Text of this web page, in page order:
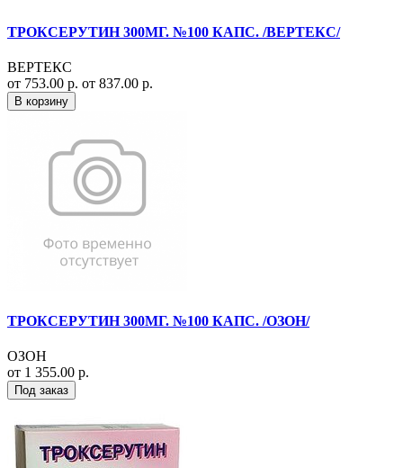
ТРОКСЕРУТИН 300МГ. №100 КАПС. /ВЕРТЕКС/
ВЕРТЕКС
от 753.00 р. от 837.00 р.
В корзину
ТРОКСЕРУТИН 300МГ. №100 КАПС. /ОЗОН/
ОЗОН
от 1 355.00 р.
Под заказ